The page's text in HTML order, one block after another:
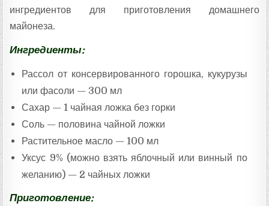
ингредиентов для приготовления домашнего
майонеза.
Ингредиенты:
Рассол от консервированного горошка, кукурузы
или фасоли — 300 мл
Сахар — 1 чайная ложка без горки
Соль — половина чайной ложки
Растительное масло — 100 мл
Уксус 9% (можно взять яблочный или винный по
желанию) — 2 чайных ложки
Приготовление: